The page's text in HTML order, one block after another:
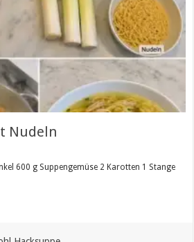
Nudeln
600 g Suppengemüse 2 Karotten 1 Stange